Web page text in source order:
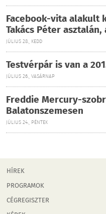
Facebook-vita
Takács Péter
JÚLIUS 28., KEDD
Testvérpár is van a
JÚLIUS 26., VASÁRNAP
Freddie Mercury-
Balatonszemesen
JÚLIUS 24., PÉNTEK
HÍREK
PROGRAMOK
CÉGREGISZTER